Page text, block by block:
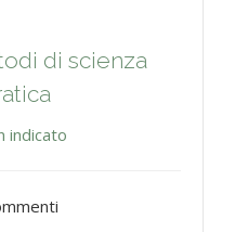
di scienza
indicato